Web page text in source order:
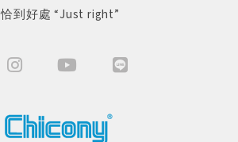
恰到好處 “Just right”